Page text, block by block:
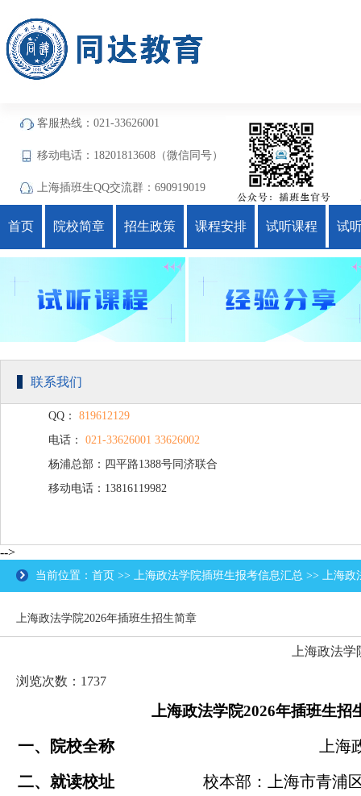
客服热线：021-33626001
移动电话：18201813608（微信同号）
上海插班生QQ交流群：690919019
首页 院校简章 招生政策 课程安排 试听课程 试
联系我们
QQ： 819612129
电话： 021-33626001 33626002
杨浦总部：四平路1388号同济联合
广场C楼203
移动电话：13816119982
-->
当前位置：首页 >> 上海政法学院插班生报考信息汇总 >> 上海政
上海政法学院2026年插班生招生简章
上海政法
浏览次数：1737
上海政法学院2026年插班生招
一、院校全称
上海
二、就读校址
校本部：上海市青浦